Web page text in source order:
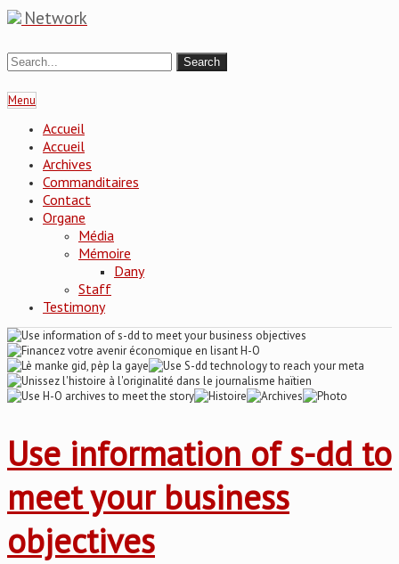
Network
Menu
Accueil
Accueil
Archives
Commanditaires
Contact
Organe
Média
Mémoire
Dany
Staff
Testimony
Use information of s-dd to
meet your business
objectives